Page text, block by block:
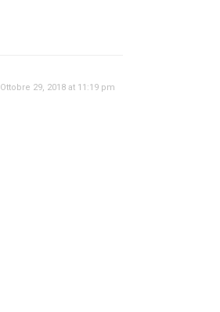
Ottobre 29, 2018 at 11:19 pm